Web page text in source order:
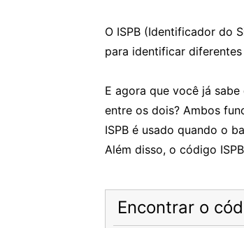
O ISPB (Identificador do
para identificar
E agora que você já
entre os dois? Ambos
ISPB é usado quando o
Além disso, o código
Encontrar o